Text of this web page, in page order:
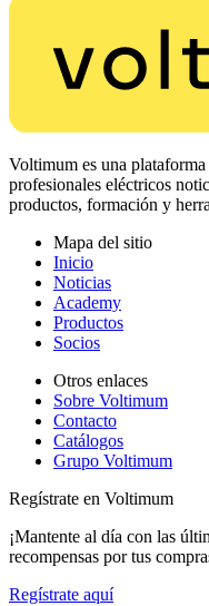
Voltimum es una
profesionales eléctricos
productos, formación y
Mapa del sitio
Inicio
Noticias
Academy
Productos
Socios
Otros enlaces
Sobre Voltimum
Contacto
Catálogos
Grupo Voltimum
Regístrate en Voltimum
¡Mantente al día con las
recompensas por tus
Regístrate aquí